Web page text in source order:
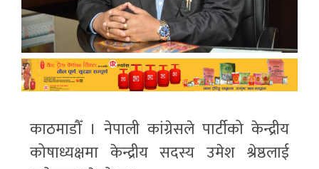
काठमाडौँ । नेपाली कांग्रेसले पार्टीको केन्द्रीय
कोषाध्यक्षमा केन्द्रीय सदस्य उमेश श्रेष्ठलाई